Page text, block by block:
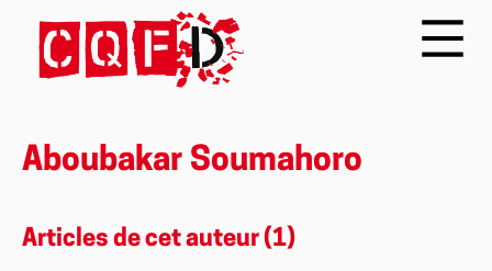
Aboubakar Soumahoro
Articles de cet auteur (1)